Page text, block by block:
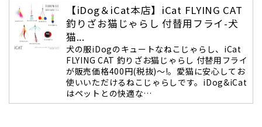
【iDog＆iCat本店】iCat FLYING CAT
釣りざお猫じゃらし 付替用フライ-犬
猫...
犬の服iDogのキュートなねこじゃらし、iCat
FLYING CAT 釣りざお猫じゃらし 付替用フライ
が販売価格400円(税抜)～!。愛猫に安心してお
使いいただけるねこじゃらしです。iDog&iCat
はペットとの快適な…